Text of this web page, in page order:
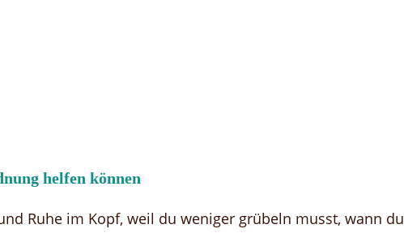
helfen können
Ruhe im Kopf, weil du weniger grübeln musst, wann du